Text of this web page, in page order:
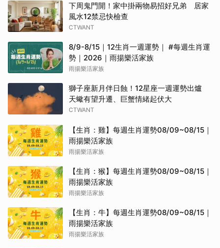
下周鬼門開！家中掛兩物易招好兄弟 居家
風水12禁忌快檢查
CTWANT
8/9-8/15｜12生肖一週運勢｜ #每週生肖運
勢｜2026｜雨揚樂活家族
雨揚樂活家族
獅子座新月伴日蝕！12星座一週運勢出爐
天蠍有望升遷、巨蟹情緒起伏大
CTWANT
【生肖：雞】每週生肖運勢08/09~08/15｜
雨揚樂活家族
雨揚樂活家族
【生肖：猴】每週生肖運勢08/09~08/15｜
雨揚樂活家族
雨揚樂活家族
【生肖：牛】每週生肖運勢08/09~08/15｜
雨揚樂活家族
雨揚樂活家族